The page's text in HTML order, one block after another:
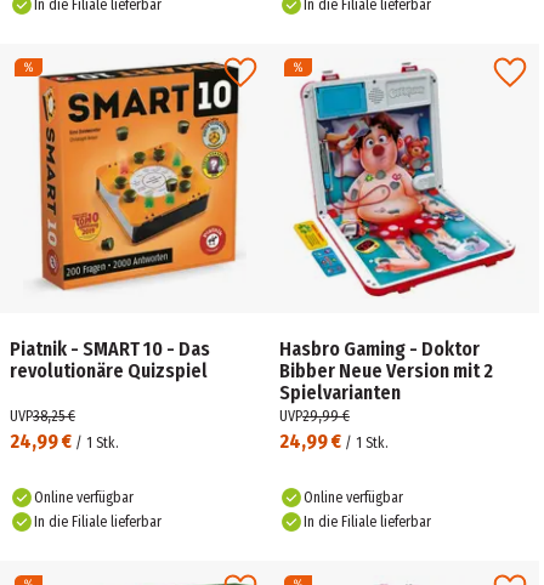
In die Filiale lieferbar In die Filiale lieferbar
Piatnik - SMART 10 - Das
revolutionäre Quizspiel
24,99 € / 1 Stk.
UVP38,25 €
Online verfügbar
In die Filiale lieferbar
Hasbro Gaming - Doktor
Bibber Neue Version mit 2
Spielvarianten
24,99 € / 1 Stk.
UVP29,99 €
Online verfügbar
In die Filiale lieferbar